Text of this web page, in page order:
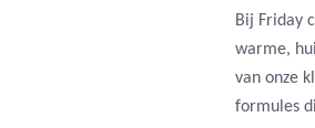
Bij Friday
warme,
van onze
formules